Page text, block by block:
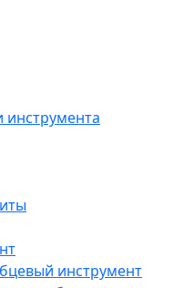
инструмента
инструмент